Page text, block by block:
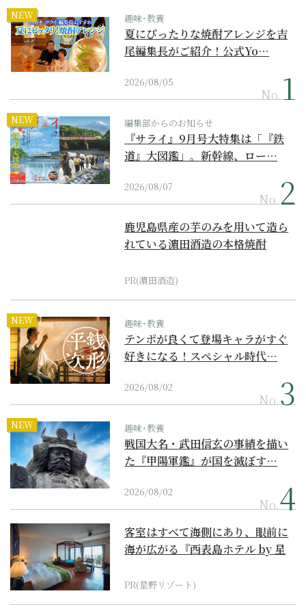
NEW 趣味･教養
夏にぴったりな焼酎アレンジを吉
尾編集長がご紹介！公式Yo…
2026/08/05
No.
NEW 編集部からのお知らせ
『サライ』9月号大特集は「『鉄
道』大図鑑」。新幹線、ロー…
2026/08/07
No.
鹿児島県産の芋のみを用いて造ら
れている濵田酒造の本格焼酎
PR(濵田酒造)
NEW 趣味･教養
テンポが良くて登場キャラがすぐ
好きになる！スペシャル時代…
2026/08/02
No.
NEW 趣味･教養
戦国大名・武田信玄の事績を描い
た『甲陽軍鑑』が国を滅ぼす…
2026/08/02
No.
客室はすべて海側にあり、眼前に
海が広がる『西表島ホテル by 星
PR(星野リゾート)